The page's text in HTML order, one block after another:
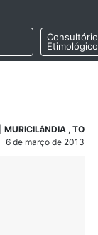
Consultório
Etimológico
MURICILâNDIA , TO
6 de março de 2013